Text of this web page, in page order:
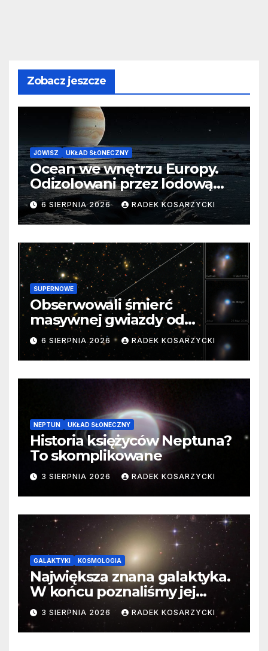
Zobacz jeszcze
JOWISZ UKŁAD SŁONECZNY
Ocean we wnętrzu Europy.
Odizolowani przez lodową
barierę
6 SIERPNIA 2026 RADEK KOSARZYCKI
SUPERNOWE
Obserwowali śmierć
masywnej gwiazdy od
samego początku. Niezwykle
cenne dane
6 SIERPNIA 2026 RADEK KOSARZYCKI
NEPTUN UKŁAD SŁONECZNY
Historia księżyców Neptuna?
To skomplikowane
3 SIERPNIA 2026 RADEK KOSARZYCKI
GALAKTYKI KOSMOLOGIA
Największa znana galaktyka.
W końcu poznaliśmy jej
faktyczne wymiary
3 SIERPNIA 2026 RADEK KOSARZYCKI